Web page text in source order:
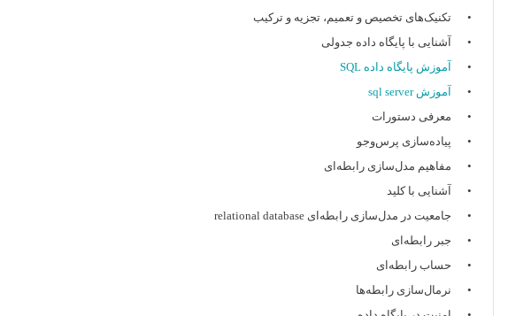
• تکنیک‌های تخصیص و تعمیم، تجزیه و ترکیب
• آشنایی با پایگاه داده جدولی
•
آموزش پایگاه داده SQL
•
آموزش sql server
• معرفی دستورات
• پیاده‌سازی پرس‌وجو
• مفاهیم مدل‌سازی رابطه‌ای
• آشنایی با کلید
• جامعیت در مدل‌سازی رابطه‌ای relational database
• جبر رابطه‌ای
• حساب رابطه‌ای
• نرمال‌سازی رابطه‌ها